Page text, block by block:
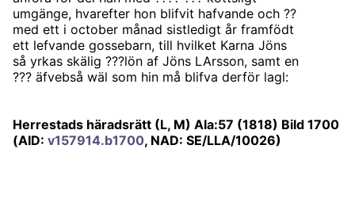
umgänge, hvarefter hon blifvit hafvande och ??
med ett i october månad sistledigt år framfödt
ett lefvande gossebarn, till hvilket Karna Jöns
så yrkas skälig ???lön af Jöns LArsson, samt en
??? äfvebså wäl som hin må blifva derför lagl:
Herrestads häradsrätt (L, M) AIa:57 (1818) Bild 1700
(AID: v157914.b1700, NAD: SE/LLA/10026)